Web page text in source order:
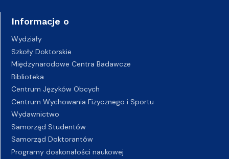
Informacje o
Wydziały
Szkoły Doktorskie
Międzynarodowe Centra Badawcze
Biblioteka
Centrum Języków Obcych
Centrum Wychowania Fizycznego i Sportu
Wydawnictwo
Samorząd Studentów
Samorząd Doktorantów
Programy doskonałości naukowej